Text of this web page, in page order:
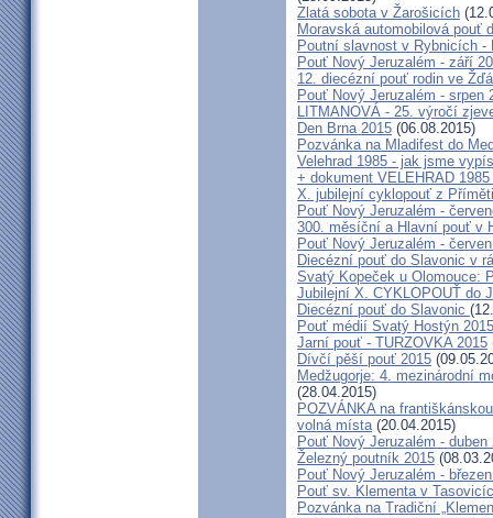
Zlatá sobota v Žarošicích
Moravská automobilová pouť
Poutní slavnost v Rybnicích -
Pouť Nový Jeruzalém - září
12. diecézní pouť rodin ve
Pouť Nový Jeruzalém - srpen
LITMANOVÁ - 25. výročí
Den Brna 2015 (06.08.2015)
Pozvánka na Mladifest do
Velehrad 1985 - jak jsme
+ dokument VELEHRAD
X. jubilejní cyklopouť z
Pouť Nový Jeruzalém -
300. měsíční a Hlavní pouť v
Pouť Nový Jeruzalém -
Diecézní pouť do Slavonic v
Svatý Kopeček u Olomouce:
Jubilejní X. CYKLOPOUŤ do
Diecézní pouť do Slavonic
Pouť médií Svatý Hostýn 2015
Jarní pouť - TURZOVKA 2015
Dívčí pěší pouť 2015
Medžugorje: 4. mezinárodní
(28.04.2015)
POZVÁNKA na
volná místa(20.04.2015)
Pouť Nový Jeruzalém - duben
Železný poutník 2015
Pouť Nový Jeruzalém -
Pouť sv. Klementa v
Pozvánka na Tradiční